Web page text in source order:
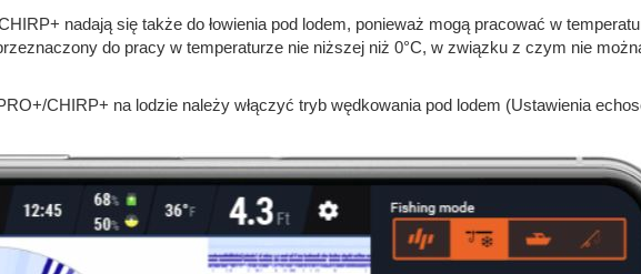
nadają się także do łowienia pod lodem, ponieważ mogą pracować w
do pracy w temperaturze nie niższej niż 0°C, w związku z czym nie
CHIRP+ na lodzie należy włączyć tryb wędkowania pod lodem (Ustawienia